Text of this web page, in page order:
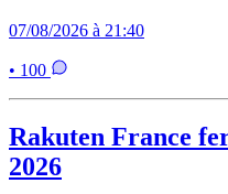
07/08/2026 à 21:40
• 100
Rakuten France
2026